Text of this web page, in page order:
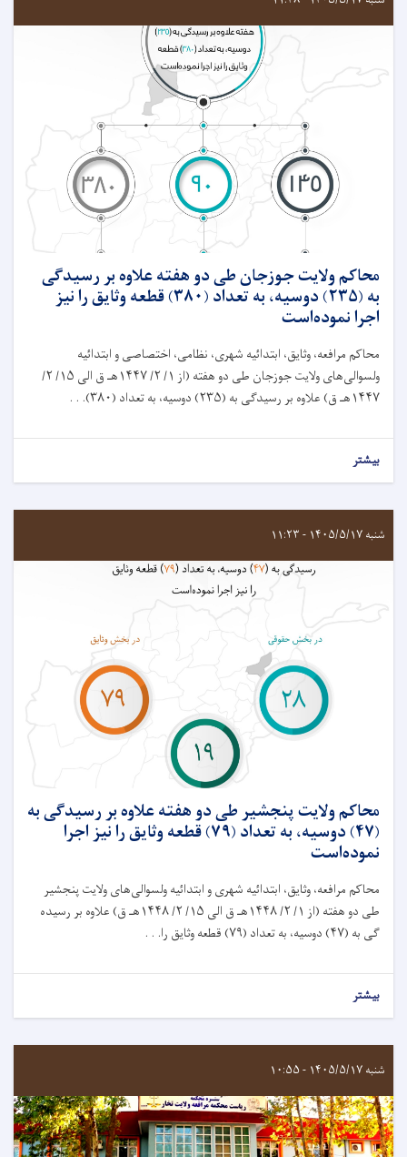
محاکم ولايت جوزجان طی دو هفته علاوه بر رسيدگی
به (۲۳۵) دوسیه، به تعداد (۳۸۰) قطعه وثایق را نیز
اجرا نموده‌است
محاکم مرافعه، وثايق، ابتدائیه شهرى، نظامی، اختصاصی و ابتدائیه
ولسوالى‌های ولایت جوزجان طی دو هفته (از ۱/ ۲/ ۱۴۴۷هـ ق الى ۱۵/ ۲/
۱۴۴۷هـ ق) علاوه بر رسيدگی به (۲۳۵) دوسیه، به تعداد (۳۸۰). . .
بیشتر
شنبه ۱۴۰۵/۵/۱۷ - ۱۱:۲۳
محاکم ولايت پنجشیر طی دو هفته علاوه بر رسيدگی به
(۴۷) دوسیه، به تعداد (۷۹) قطعه وثایق را نیز اجرا
نموده‌است
محاکم مرافعه، وثايق، ابتدائیه شهرى و ابتدائیه ولسوالى‌های ولایت پنجشیر
طی دو هفته (از ۱/ ۲/ ۱۴۴۸هـ ق الى ۱۵/ ۲/ ۱۴۴۸هـ ق) علاوه بر رسيده
گی به (۴۷) دوسیه، به تعداد (۷۹) قطعه وثایق را. . .
بیشتر
شنبه ۱۴۰۵/۵/۱۷ - ۱۰:۵۵